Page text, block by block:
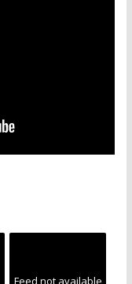
Feed not available